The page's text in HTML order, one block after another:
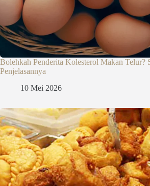
Bolehkah Penderita Kolesterol Makan Telur?
Penjelasannya
10 Mei 2026